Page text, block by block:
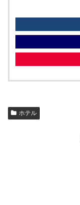
ホテル